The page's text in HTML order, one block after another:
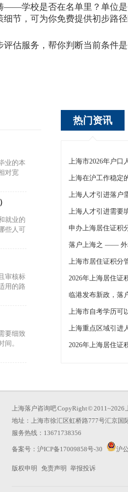
学校是否在名单里？单位是
节，可为你免费提供初步路
服务，帮你判断当前条件是
业的本
对宽
就业的
些人可
审核标
用的路
要细致
间。
审核标
术成果
热门资讯
上海人才引进落户
上海人才引进需要
落户上海之 —— 外
临港发布新政，落
上海市自考学历可
2026年上海居住证
上海落户咨询吧CopyRight © 2011~2026
地址：上海市徐汇区虹桥路777号汇京国
服务热线：13671738356
备案号： 沪ICP备17009858号-30 沪
版权申明 免责声明 举报投诉